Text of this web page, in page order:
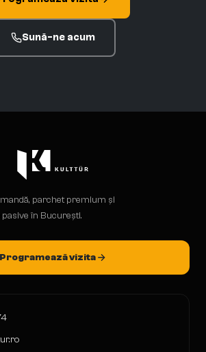
Sună-ne acum
parchet premium și
în București.
Programează vizita